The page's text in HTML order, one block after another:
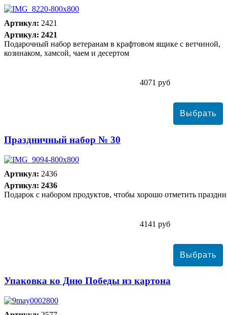
Артикул: 2421
Артикул: 2421
Подарочный набор ветеранам в крафтовом ящике с ветчиной,
козинаком, хамсой, чаем и десертом
4071 руб
Праздничный набор № 30
Артикул: 2436
Артикул: 2436
Подарок с набором продуктов, чтобы хорошо отметить
4141 руб
Упаковка ко Дню Победы из картона